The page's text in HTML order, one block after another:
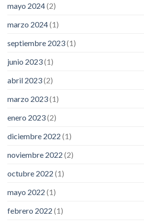
mayo 2024(2)
marzo 2024(1)
septiembre 2023(1)
junio 2023(1)
abril 2023(2)
marzo 2023(1)
enero 2023(2)
diciembre 2022 (1)
noviembre 2022 (2)
octubre 2022 (1)
mayo 2022 (1)
febrero 2022 (1)